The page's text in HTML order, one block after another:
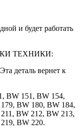
и будет работать
ТЕХНИКИ:
деталь вернет к
BW 151, BW 154,
BW 180, BW 184,
BW 212, BW 213,
BW 220.